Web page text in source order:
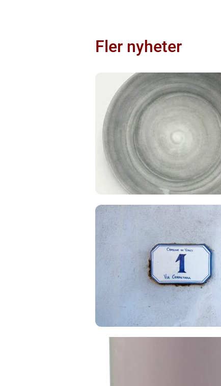
Fler nyheter